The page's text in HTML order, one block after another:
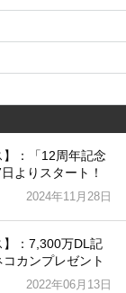
：「12周年記念
よりスタート！
2024年11月28日
】：7,300万DL記
カンプレゼント
2022年06月13日